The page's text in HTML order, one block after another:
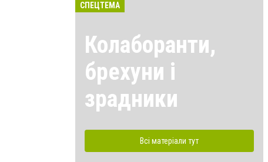
СПЕЦТЕМА
Колаборанти,
брехуни і
зрадники
Всі матеріали тут